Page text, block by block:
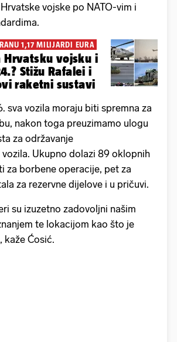
vojske po NATO-vim i
1,17 MILIJARDI EURA
Hrvatsku vojsku i
Stižu Rafalei i
raketni sustavi
sva vozila moraju biti spremna za
nakon toga preuzimamo ulogu
za održavanje
Ukupno dolazi 89 oklopnih
za borbene operacije, pet za
za rezervne dijelove i u pričuvi.
su izuzetno zadovoljni našim
te lokacijom kao što je
kaže Ćosić.